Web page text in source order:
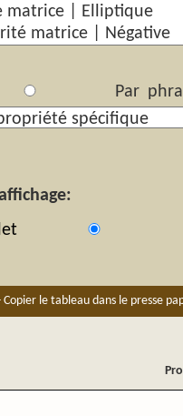
Par
Copier le tableau dans le presse